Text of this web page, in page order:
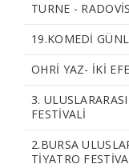
TURNE - RADOVIS
19.KOMEDİ
OHRI YAZ- İKİ
3.
FESTIVALI
2.BURSA
TİYATRO